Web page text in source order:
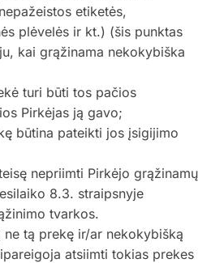
etiketės,
plėvelės ir kt.) (šis punktas
kai grąžinama nekokybiška
turi būti tos pačios
Pirkėjas ją gavo;
būtina pateikti jos įsigijimo
nepriimti Pirkėjo grąžinamų
8.3. straipsnyje
tvarkos.
ne tą prekę ir/ar nekokybišką
atsiimti tokias prekes